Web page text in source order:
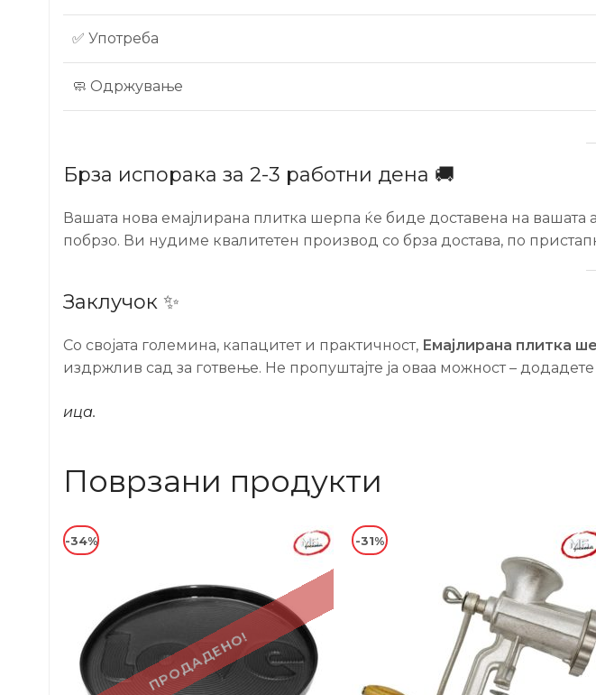
✅ Употреба
🧼 Одржување
Брза испорака за 2-3 работни дена 🚚
Вашата нова емајлирана плитка шерпа ќе биде доставена на вашата
побрзо. Ви нудиме квалитетен производ со брза достава, по
Заклучок ✨
Со својата големина, капацитет и практичност, Емајлирана плитка
издржлив сад за готвење. Не пропуштајте ја оваа можност – додадете
ица.
Поврзани продукти
ПРОДАДЕНО!
-34% -31%